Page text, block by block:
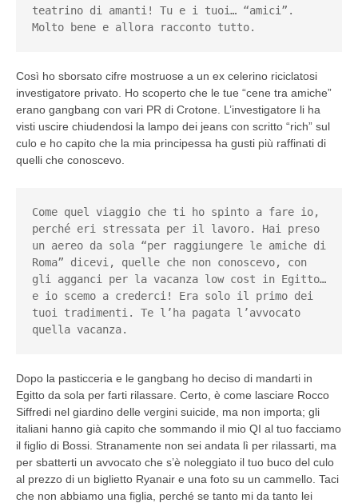
teatrino di amanti! Tu e i tuoi… “amici”.
Molto bene e allora racconto tutto.
Così ho sborsato cifre mostruose a un ex celerino riciclatosi
investigatore privato. Ho scoperto che le tue “cene tra amiche”
erano gangbang con vari PR di Crotone. L’investigatore li ha
visti uscire chiudendosi la lampo dei jeans con scritto “rich” sul
culo e ho capito che la mia principessa ha gusti più raffinati di
quelli che conoscevo.
Come quel viaggio che ti ho spinto a fare io,
perché eri stressata per il lavoro. Hai preso
un aereo da sola “per raggiungere le amiche di
Roma” dicevi, quelle che non conoscevo, con
gli agganci per la vacanza low cost in Egitto…
e io scemo a crederci! Era solo il primo dei
tuoi tradimenti. Te l’ha pagata l’avvocato
quella vacanza.
Dopo la pasticceria e le gangbang ho deciso di mandarti in
Egitto da sola per farti rilassare. Certo, è come lasciare Rocco
Siffredi nel giardino delle vergini suicide, ma non importa; gli
italiani hanno già capito che sommando il mio QI al tuo facciamo
il figlio di Bossi. Stranamente non sei andata lì per rilassarti, ma
per sbatterti un avvocato che s’è noleggiato il tuo buco del culo
al prezzo di un biglietto Ryanair e una foto su un cammello. Taci
che non abbiamo una figlia, perché se tanto mi da tanto lei